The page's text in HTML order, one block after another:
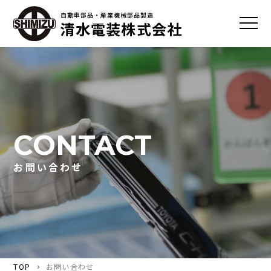
自動車部品・産業機械部品製造
清水電装株式会社
HOME
会社案内
よくある質問
アクセス
お問い合わせ
CONTACT
お問い合わせ
TOP お問い合わせ